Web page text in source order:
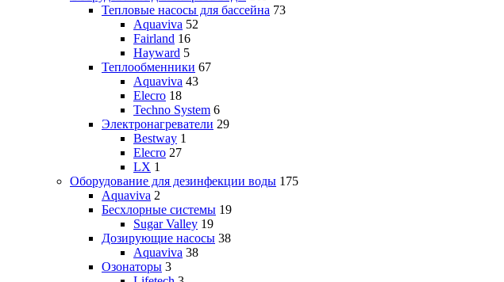
Тепловые насосы для бассейна 73
Aquaviva 52
Fairland 16
Hayward 5
Теплообменники 67
Aquaviva 43
Elecro 18
Techno System 6
Электронагреватели 29
Bestway 1
Elecro 27
LX 1
Оборудование для дезинфекции воды 175
Aquaviva 2
Бесхлорные системы 19
Sugar Valley 19
Дозирующие насосы 38
Aquaviva 38
Озонаторы 3